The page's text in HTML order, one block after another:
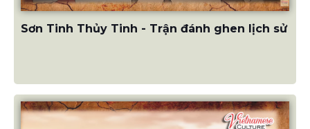
Sơn Tinh Thủy Tinh - Trận đánh ghen lịch sử